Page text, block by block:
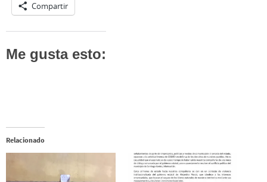
Compartir
Me gusta esto:
Relacionado